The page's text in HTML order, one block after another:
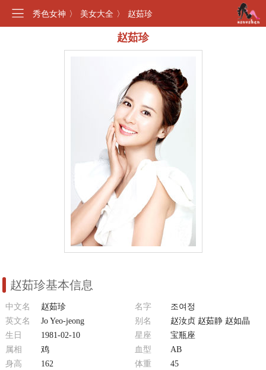
秀色女神 〉 美女大全 〉 赵茹珍
赵茹珍
赵茹珍基本信息
中文名 赵茹珍 名字
조여정
英文名
Jo Yeo-jeong 别名
赵汝贞 赵茹静 赵如晶
生日
1981-02-10 星座
宝瓶座
属相
鸡 血型
AB
身高
162 体重
45